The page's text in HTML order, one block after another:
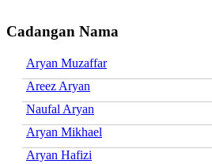
Cadangan Nama
Aryan Muzaffar
Areez Aryan
Naufal Aryan
Aryan Mikhael
Aryan Hafizi